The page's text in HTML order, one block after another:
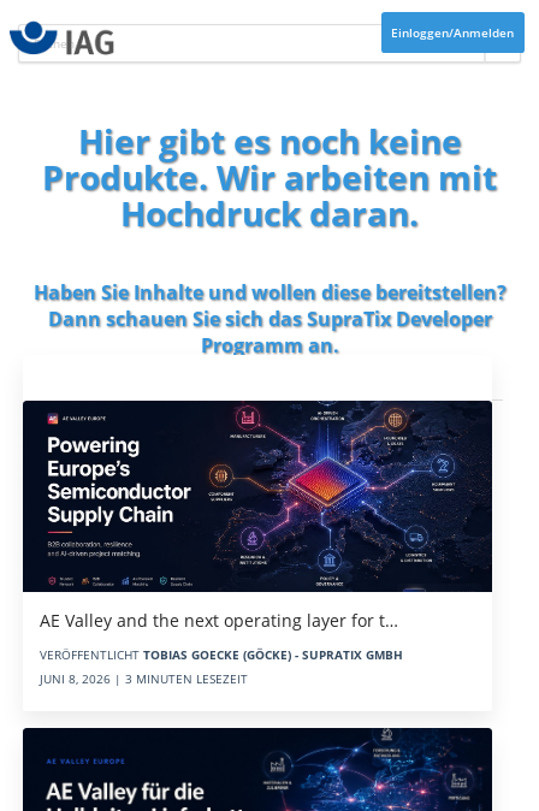
Einloggen/Anmelden
Hier gibt es noch keine
Produkte. Wir arbeiten mit
Hochdruck daran.
Haben Sie Inhalte und wollen diese bereitstellen?
Dann schauen Sie sich dasSupraTix Developer
Programman.
AE Valley and the next operating layer for t…
VERÖFFENTLICHT TOBIAS GOECKE (GÖCKE) - SUPRATIX GMBH
JUNI 8, 2026 | 3 MINUTEN LESEZEIT